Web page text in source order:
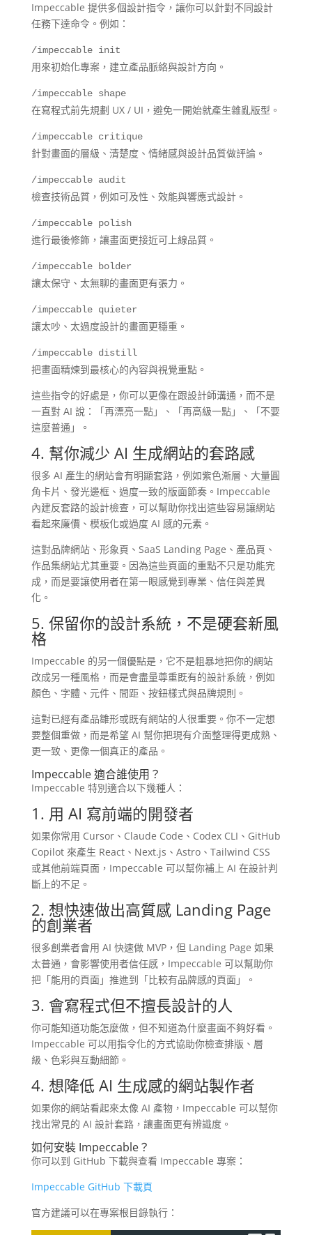
Impeccable 提供多個設計指令，讓你可以針對不同設計
任務下達命令。例如：
/impeccable init
用來初始化專案，建立產品脈絡與設計方向。
/impeccable shape
在寫程式前先規劃 UX / UI，避免一開始就產生雜亂版型。
/impeccable critique
針對畫面的層級、清楚度、情緒感與設計品質做評論。
/impeccable audit
檢查技術品質，例如可及性、效能與響應式設計。
/impeccable polish
進行最後修飾，讓畫面更接近可上線品質。
/impeccable bolder
讓太保守、太無聊的畫面更有張力。
/impeccable quieter
讓太吵、太過度設計的畫面更穩重。
/impeccable distill
把畫面精煉到最核心的內容與視覺重點。
這些指令的好處是，你可以更像在跟設計師溝通，而不是
一直對 AI 說：「再漂亮一點」、「再高級一點」、「不要
這麼普通」。
4. 幫你減少 AI 生成網站的套路感
很多 AI 產生的網站會有明顯套路，例如紫色漸層、大量圓
角卡片、發光邊框、過度一致的版面節奏。Impeccable
內建反套路的設計檢查，可以幫助你找出這些容易讓網站
看起來廉價、模板化或過度 AI 感的元素。
這對品牌網站、形象頁、SaaS Landing Page、產品頁、
作品集網站尤其重要。因為這些頁面的重點不只是功能完
成，而是要讓使用者在第一眼感覺到專業、信任與差異
化。
5. 保留你的設計系統，不是硬套新風
格
Impeccable 的另一個優點是，它不是粗暴地把你的網站
改成另一種風格，而是會盡量尊重既有的設計系統，例如
顏色、字體、元件、間距、按鈕樣式與品牌規則。
這對已經有產品雛形或既有網站的人很重要。你不一定想
要整個重做，而是希望 AI 幫你把現有介面整理得更成熟、
更一致、更像一個真正的產品。
Impeccable 適合誰使用？
Impeccable 特別適合以下幾種人：
1. 用 AI 寫前端的開發者
如果你常用 Cursor、Claude Code、Codex CLI、GitHub
Copilot 來產生 React、Next.js、Astro、Tailwind CSS
或其他前端頁面，Impeccable 可以幫你補上 AI 在設計判
斷上的不足。
2. 想快速做出高質感 Landing Page
的創業者
很多創業者會用 AI 快速做 MVP，但 Landing Page 如果
太普通，會影響使用者信任感，Impeccable 可以幫助你
把「能用的頁面」推進到「比較有品牌感的頁面」。
3. 會寫程式但不擅長設計的人
你可能知道功能怎麼做，但不知道為什麼畫面不夠好看。
Impeccable 可以用指令化的方式協助你檢查排版、層
級、色彩與互動細節。
4. 想降低 AI 生成感的網站製作者
如果你的網站看起來太像 AI 產物，Impeccable 可以幫你
找出常見的 AI 設計套路，讓畫面更有辨識度。
如何安裝 Impeccable？
你可以到 GitHub 下載與查看 Impeccable 專案：
Impeccable GitHub 下載頁
官方建議可以在專案根目錄執行：